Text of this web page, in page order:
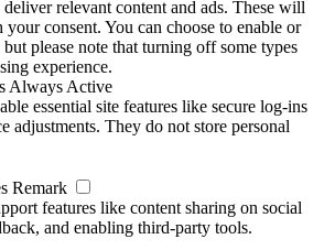
relevant content and ads. These will
consent. You can choose to enable or
please note that turning off some types
experience.
Always Active
essential site features like secure log-ins
adjustments. They do not store personal
Remark
features like content sharing on social
and enabling third-party tools.